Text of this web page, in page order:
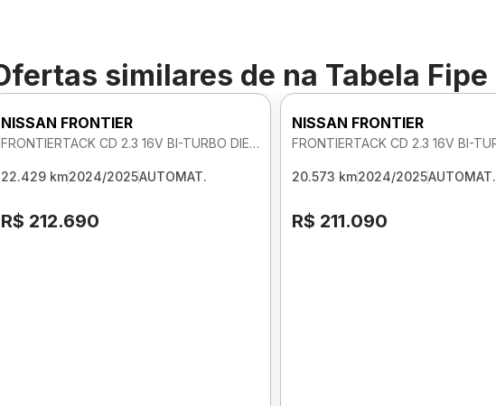
similares de na Tabela Fipe
NISSAN FRONTIER
FRONTIERTACK CD 2.3 16V BI-TURBO DIE 4X4 AUTOMATICO
22.429 km2024/2025AUTOMAT.
R$ 212.690
NISSAN FRONTIER
20.573 km2024/2025AUTOMAT.
R$ 211.090